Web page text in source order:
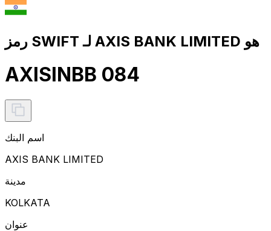
رمز SWIFT لـ AXIS BANK LIMITED هو
AXISINBB 084
اسم البنك
AXIS BANK LIMITED
مدينة
KOLKATA
عنوان